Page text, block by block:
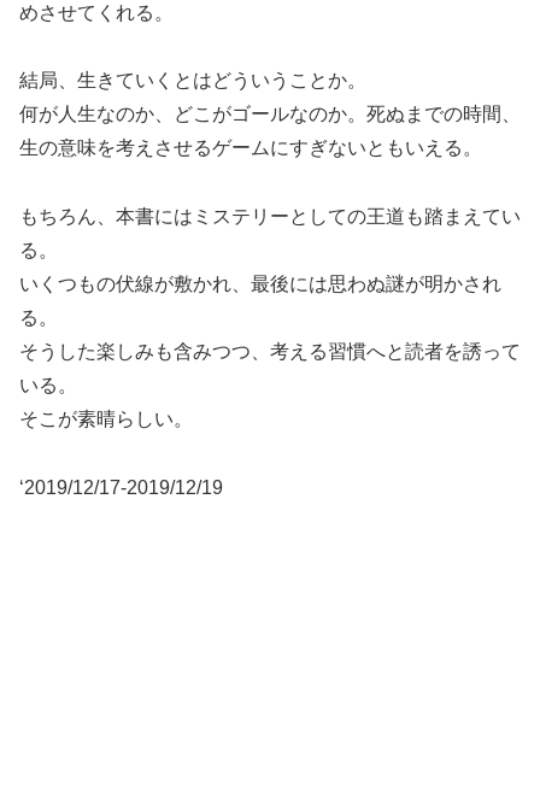
めさせてくれる。
結局、生きていくとはどういうことか。
何が人生なのか、どこがゴールなのか。死ぬまでの時間、
生の意味を考えさせるゲームにすぎないともいえる。
もちろん、本書にはミステリーとしての王道も踏まえてい
る。
いくつもの伏線が敷かれ、最後には思わぬ謎が明かされ
る。
そうした楽しみも含みつつ、考える習慣へと読者を誘って
いる。
そこが素晴らしい。
‘2019/12/17-2019/12/19